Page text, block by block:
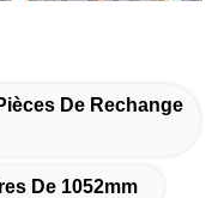
De Rechange
De 1052mm